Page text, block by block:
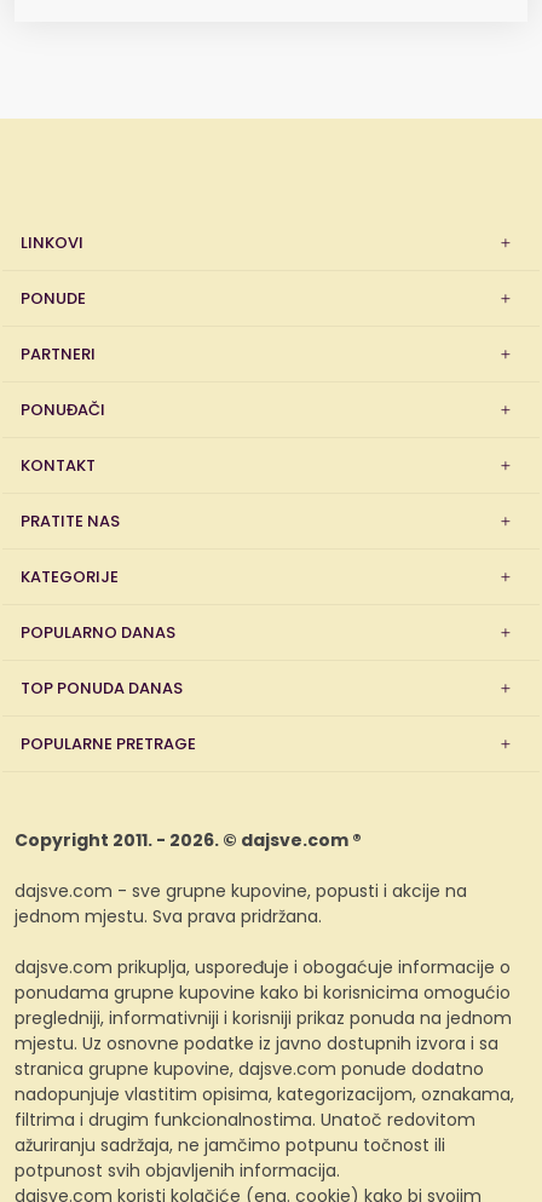
LINKOVI
PONUDE
PARTNERI
PONUĐAČI
KONTAKT
PRATITE NAS
KATEGORIJE
POPULARNO DANAS
TOP PONUDA DANAS
POPULARNE PRETRAGE
Copyright 2011. - 2026. © dajsve.com ®
dajsve.com - sve grupne kupovine, popusti i akcije na
jednom mjestu. Sva prava pridržana.
dajsve.com prikuplja, uspoređuje i obogaćuje informacije o
ponudama grupne kupovine kako bi korisnicima omogućio
pregledniji, informativniji i korisniji prikaz ponuda na jednom
mjestu. Uz osnovne podatke iz javno dostupnih izvora i sa
stranica grupne kupovine, dajsve.com ponude dodatno
nadopunjuje vlastitim opisima, kategorizacijom, oznakama,
filtrima i drugim funkcionalnostima. Unatoč redovitom
ažuriranju sadržaja, ne jamčimo potpunu točnost ili
potpunost svih objavljenih informacija.
dajsve.com koristi kolačiće (eng. cookie) kako bi svojim